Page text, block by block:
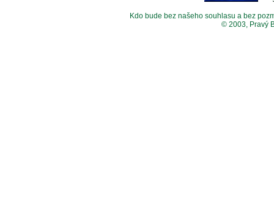
Kdo bude bez našeho souhlasu a bez
© 2003, Pravý